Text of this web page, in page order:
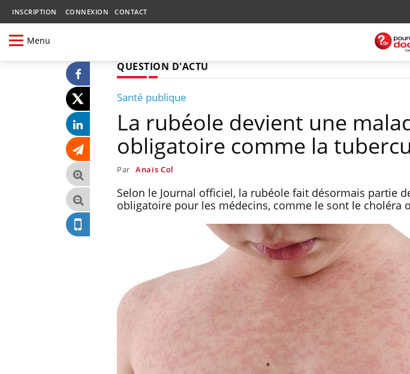
INSCRIPTION CONNEXION CONTACT
Menu
QUESTION D'ACTU
Santé publique
La rubéole devient une
obligatoire comme la
Par Anaïs Col
Selon le Journal officiel, la rubéole fait désormais partie
obligatoire pour les médecins, comme le sont le choléra